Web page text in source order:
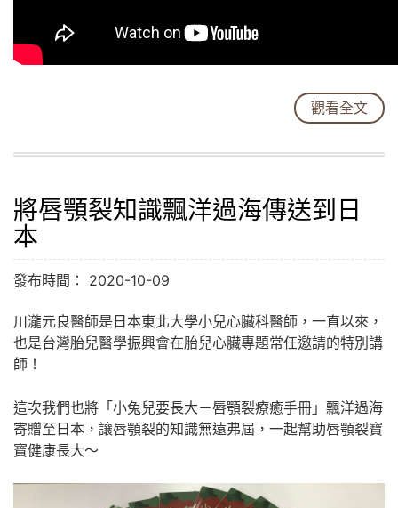
觀看全文
將唇顎裂知識飄洋過海傳送到日
本
發布時間： 2020-10-09
川瀧元良醫師是日本東北大學小兒心臟科醫師，一直以來，
也是台灣胎兒醫學振興會在胎兒心臟專題常任邀請的特別講
師！
這次我們也將「小兔兒要長大－唇顎裂療癒手冊」飄洋過海
寄贈至日本，讓唇顎裂的知識無遠弗屆，一起幫助唇顎裂寶
寶健康長大～